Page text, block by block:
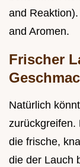
and
and Aromen.
Frischer
Natürlich
zurückgreifen.
die frische,
die der Lauch